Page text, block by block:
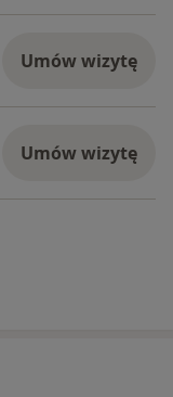
Umów wizytę
Umów wizytę